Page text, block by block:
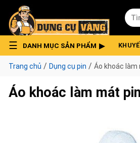
content
Tìm
kiếm:
DANH MỤC SẢN PHẨM
Trang chủ / Dụng cụ pin / Áo khoác làm
Áo khoác làm mát